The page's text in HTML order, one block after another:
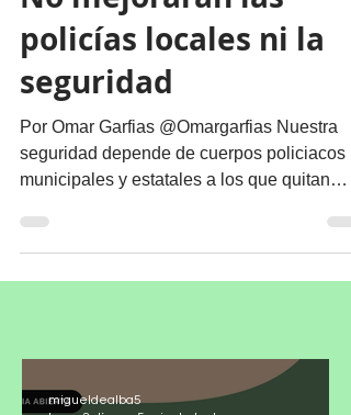
No mejorarán las
policías locales ni la
seguridad
Por Omar Garfias @Omargarfias Nuestra
seguridad depende de cuerpos policiacos
presupuesto para...